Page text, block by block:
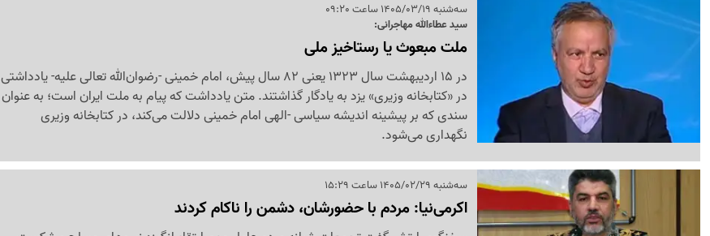
سه‌شنبه 1405/03/19 ساعت 09:20
سید عطاءالله مهاجرانی:
ملت مبعوث یا رستاخیز ملی
در 15 اردیبهشت سال 1323 یعنی 82 سال پیش، امام خمینی -رضوان‌الله تعالی علیه- یادداشتی
در «کتابخانه وزیری» یزد به یادگار گذاشتند. متن یادداشت که پیام به ملت ایران است؛ به عنوان
سندی که بر پیشینه اندیشه سیاسی -الهی امام خمینی دلالت می‌کند، در کتابخانه وزیری
نگهداری می‌شود.
سه‌شنبه 1405/02/29 ساعت 15:29
اکرمی‌نیا: مردم با حضورشان، دشمن را ناکام کردند